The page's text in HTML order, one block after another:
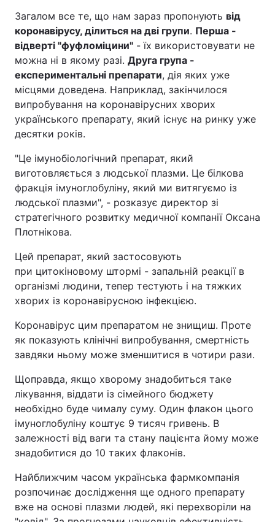
Загалом все те, що нам зараз пропонують від
коронавірусу, ділиться на дві групи. Перша -
відверті "фуфломіцини" - їх використовувати не
можна ні в якому разі. Друга група -
експериментальні препарати, дія яких уже
місцями доведена. Наприклад, закінчилося
випробування на коронавірусних хворих
українського препарату, який існує на ринку уже
десятки років.
"Це імунобіологічний препарат, який
виготовляється з людської плазми. Це білкова
фракція імуноглобуліну, який ми витягуємо із
людської плазми", - розказує директор зі
стратегічного розвитку медичної компанії Оксана
Плотнікова.
Цей препарат, який застосовують
при цитокіновому штормі - запальній реакції в
організмі людини, тепер тестують і на тяжких
хворих із коронавірусною інфекцією.
Коронавірус цим препаратом не знищиш. Проте
як показують клінічні випробування, смертність
завдяки ньому може зменшитися в чотири рази.
Щоправда, якщо хворому знадобиться таке
лікування, віддати із сімейного бюджету
необхідно буде чималу суму. Один флакон цього
імуноглобуліну коштує 9 тисяч гривень. В
залежності від ваги та стану пацієнта йому може
знадобитися до 10 таких флаконів.
Найближчим часом українська фармкомпанія
розпочинає дослідження ще одного препарату
вже на основі плазми людей, які перехворіли на